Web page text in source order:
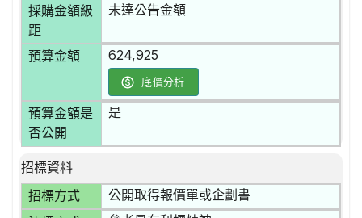
採購金額級
距
未達公告金額
預算金額 624,925
底價分析
預算金額是
否公開
是
招標資料
招標方式
公開取得報價單或企劃書